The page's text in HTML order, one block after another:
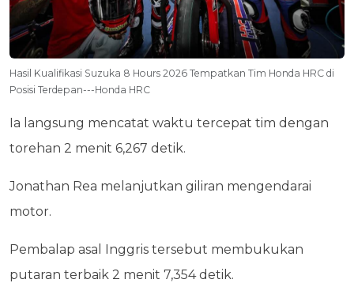
Hasil Kualifikasi Suzuka 8 Hours 2026 Tempatkan Tim Honda HRC di
Posisi Terdepan---Honda HRC
Ia langsung mencatat waktu tercepat tim dengan
torehan 2 menit 6,267 detik.
Jonathan Rea melanjutkan giliran mengendarai
motor.
Pembalap asal Inggris tersebut membukukan
putaran terbaik 2 menit 7,354 detik.